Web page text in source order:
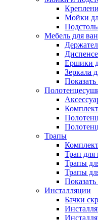
Мойки
Мебель для
Ершики
Зеркала
Показать
Трапы
Трап для
Трапы
Трапы
Показать
Инсталляции
Бачки